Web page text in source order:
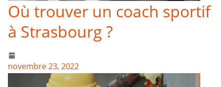
Où trouver un coach sportif
à Strasbourg ?
novembre 23, 2022